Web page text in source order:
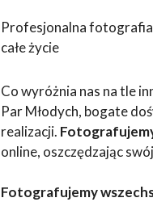
Profesjonalna fotografia
całe życie
Co wyróżnia nas na tle
Par Młodych, bogate
realizacji.
online, oszczędzając
Fotografujemy